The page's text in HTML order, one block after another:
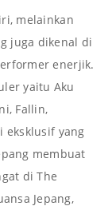
melainkan
juga dikenal di
enerjik.
yaitu Aku
Fallin,
eksklusif yang
membuat
di The
Jepang,